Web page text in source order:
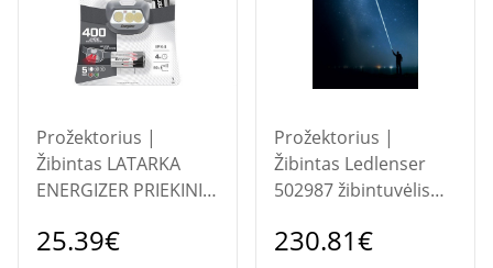
Prožektorius |
Žibintas LATARKA
ENERGIZER PRIEKINIS
400 LM
25.39€
Prožektorius |
Žibintas Ledlenser
502987 žibintuvėlis
žibintuvėlis LED
230.81€